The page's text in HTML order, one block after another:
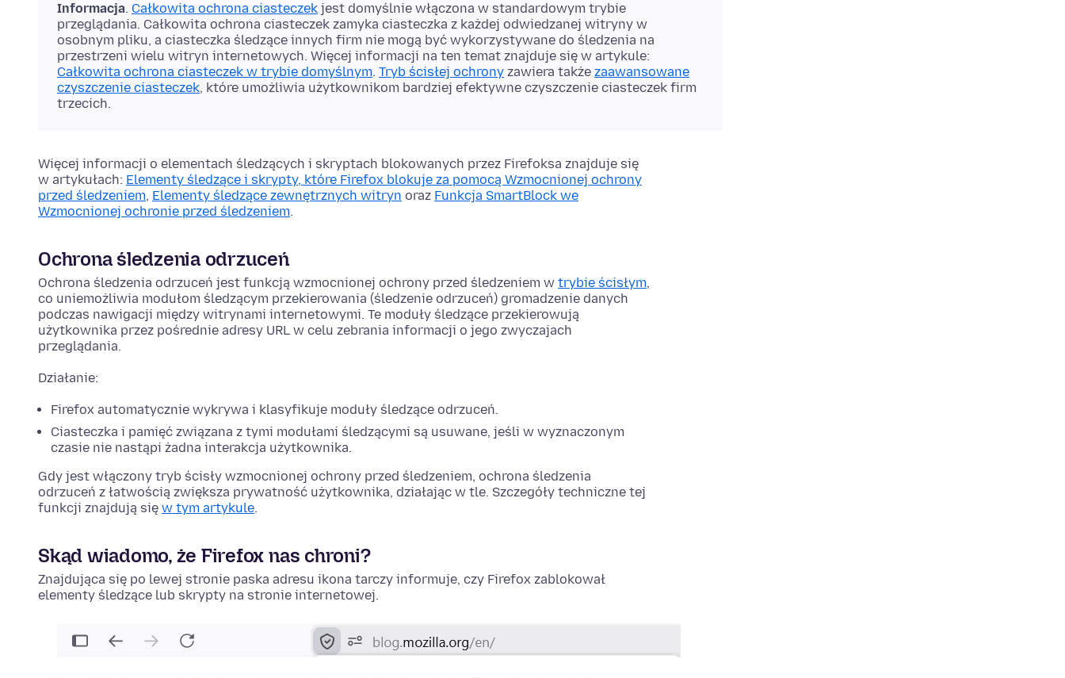
Informacja. Całkowita ochrona ciasteczek jest domyślnie włączona w standardowym trybie
przeglądania. Całkowita ochrona ciasteczek zamyka ciasteczka z każdej odwiedzanej witryny w
osobnym pliku, a ciasteczka śledzące innych firm nie mogą być wykorzystywane do śledzenia na
przestrzeni wielu witryn internetowych. Więcej informacji na ten temat znajduje się w artykule:
Całkowita ochrona ciasteczek w trybie domyślnym. Tryb ścisłej ochrony zawiera także zaawansowane
czyszczenie ciasteczek, które umożliwia użytkownikom bardziej efektywne czyszczenie ciasteczek firm
trzecich.
Więcej informacji o elementach śledzących i skryptach blokowanych przez Firefoksa znajduje się
w artykułach: Elementy śledzące i skrypty, które Firefox blokuje za pomocą Wzmocnionej ochrony
przed śledzeniem, Elementy śledzące zewnętrznych witryn oraz Funkcja SmartBlock we
Wzmocnionej ochronie przed śledzeniem.
Ochrona śledzenia odrzuceń
Ochrona śledzenia odrzuceń jest funkcją wzmocnionej ochrony przed śledzeniem w trybie ścisłym,
co uniemożliwia modułom śledzącym przekierowania (śledzenie odrzuceń) gromadzenie danych
podczas nawigacji między witrynami internetowymi. Te moduły śledzące przekierowują
użytkownika przez pośrednie adresy URL w celu zebrania informacji o jego zwyczajach
przeglądania.
Działanie:
Firefox automatycznie wykrywa i klasyfikuje moduły śledzące odrzuceń.
Ciasteczka i pamięć związana z tymi modułami śledzącymi są usuwane, jeśli w wyznaczonym
czasie nie nastąpi żadna interakcja użytkownika.
Gdy jest włączony tryb ścisły wzmocnionej ochrony przed śledzeniem, ochrona śledzenia
odrzuceń z łatwością zwiększa prywatność użytkownika, działając w tle. Szczegóły techniczne tej
funkcji znajdują się w tym artykule.
Skąd wiadomo, że Firefox nas chroni?
Znajdująca się po lewej stronie paska adresu ikona tarczy informuje, czy Firefox zablokował
elementy śledzące lub skrypty na stronie internetowej.